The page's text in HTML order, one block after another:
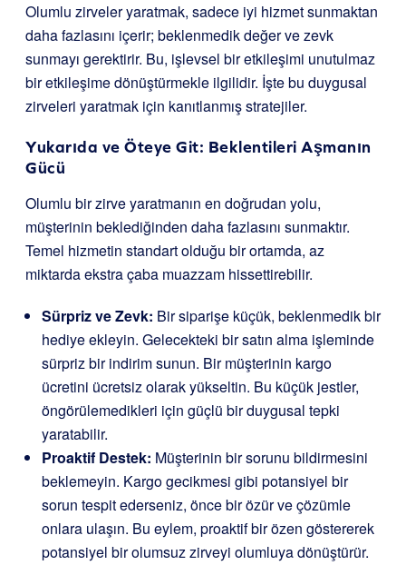
Olumlu zirveler yaratmak, sadece iyi hizmet sunmaktan
daha fazlasını içerir; beklenmedik değer ve zevk
sunmayı gerektirir. Bu, işlevsel bir etkileşimi unutulmaz
bir etkileşime dönüştürmekle ilgilidir. İşte bu duygusal
zirveleri yaratmak için kanıtlanmış stratejiler.
Yukarıda ve Öteye Git: Beklentileri Aşmanın
Gücü
Olumlu bir zirve yaratmanın en doğrudan yolu,
müşterinin beklediğinden daha fazlasını sunmaktır.
Temel hizmetin standart olduğu bir ortamda, az
miktarda ekstra çaba muazzam hissettirebilir.
Sürpriz ve Zevk: Bir siparişe küçük, beklenmedik bir
hediye ekleyin. Gelecekteki bir satın alma işleminde
sürpriz bir indirim sunun. Bir müşterinin kargo
ücretini ücretsiz olarak yükseltin. Bu küçük jestler,
öngörülemedikleri için güçlü bir duygusal tepki
yaratabilir.
Proaktif Destek: Müşterinin bir sorunu bildirmesini
beklemeyin. Kargo gecikmesi gibi potansiyel bir
sorun tespit ederseniz, önce bir özür ve çözümle
onlara ulaşın. Bu eylem, proaktif bir özen göstererek
potansiyel bir olumsuz zirveyi olumluya dönüştürür.